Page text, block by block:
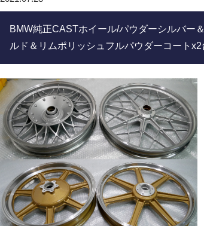
BMW純正CASTホイール/パウダーシルバー
ルド＆リムポリッシュフルパウダーコートx2